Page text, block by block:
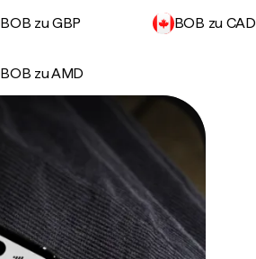
BOB zu GBP BOB zu CAD
BOB zu AMD